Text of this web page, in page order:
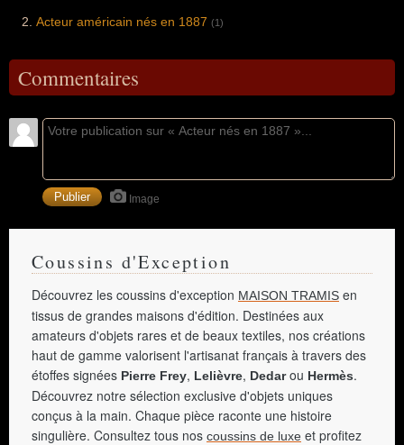
Acteur américain nés en 1887 (1)
Commentaires
Image
Coussins d'Exception
Découvrez les coussins d'exception MAISON TRAMIS en
tissus de grandes maisons d'édition. Destinées aux
amateurs d'objets rares et de beaux textiles, nos créations
haut de gamme valorisent l'artisanat français à travers des
étoffes signées Pierre Frey, Lelièvre, Dedarou Hermès.
Découvrez notre sélection exclusive d'objets uniques
conçus à la main. Chaque pièce raconte une histoire
singulière. Consultez tous nos coussins de luxe et profitez